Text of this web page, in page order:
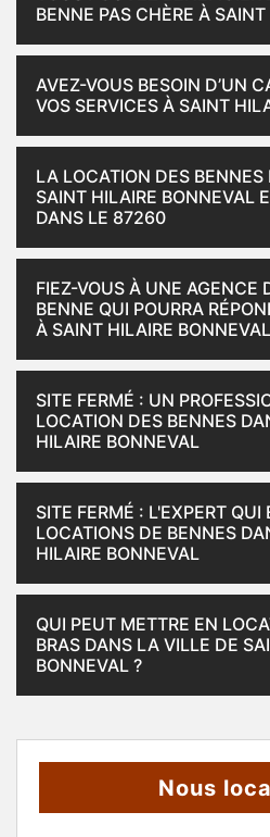
BENNE PAS CHÈRE À
AVEZ-VOUS BESOIN D’UN
VOS SERVICES À SAINT
LA LOCATION DES
SAINT HILAIRE BONNEVAL
DANS LE 87260
FIEZ-VOUS À UNE AGENCE
BENNE QUI POURRA
À SAINT HILAIRE BONNEVAL
SITE FERMÉ : UN
LOCATION DES BENNES
HILAIRE BONNEVAL
SITE FERMÉ : L'EXPERT QUI
LOCATIONS DE BENNES
HILAIRE BONNEVAL
QUI PEUT METTRE EN
BRAS DANS LA VILLE DE
BONNEVAL ?
Nous